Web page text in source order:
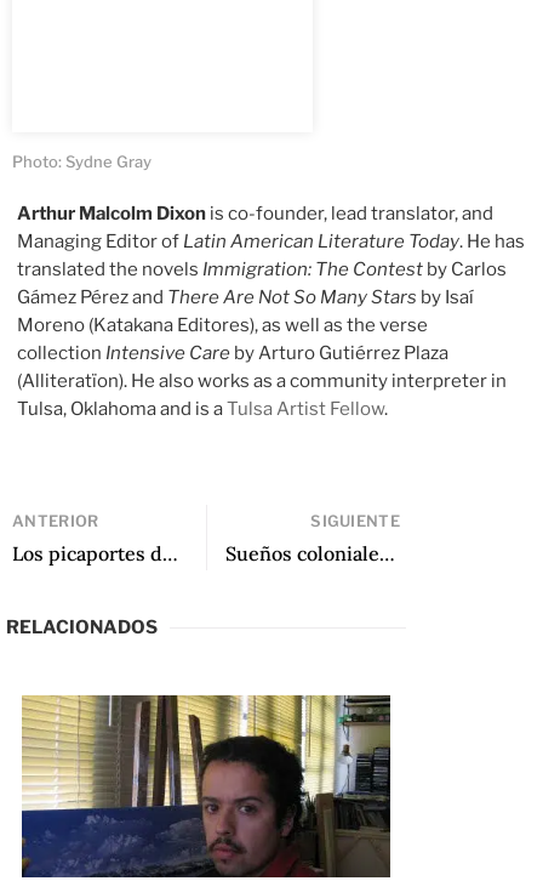
Photo: Sydne Gray
Arthur Malcolm Dixon is co-founder, lead translator, and
Managing Editor of Latin American Literature Today. He has
translated the novels Immigration: The Contest by Carlos
Gámez Pérez and There Are Not So Many Stars by Isaí
Moreno (Katakana Editores), as well as the verse
collection Intensive Care by Arturo Gutiérrez Plaza
(Alliteratïon). He also works as a community interpreter in
Tulsa, Oklahoma and is aTulsa Artist Fellow.
ANTERIOR
Los picaportes de Giannina
SIGUIENTE
Sueños coloniales: Alonso y Martel con Di Benedetto y Saer
RELACIONADOS